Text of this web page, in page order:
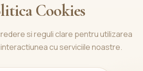
Cookies
si reguli clare pentru utilizarea
cu serviciile noastre.